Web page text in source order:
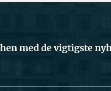
med de vigtigste